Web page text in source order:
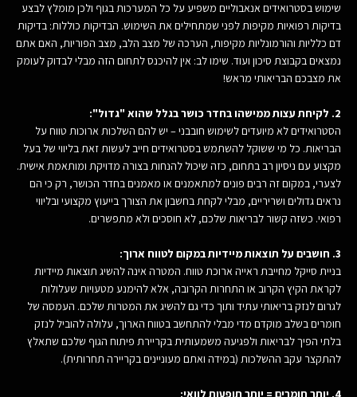
שימוש בסטרואידים אנאבוליים משפיע על כל המערכות בגוף ולכן מומלץ לבצע
בדיקות רפואיות מקיפות לפני שמתחילים את השימוש. הבדיקות כוללות: בדיקות
דם כלליות והורמונליות מקיפות, הערכה של מצב הלב, מצב הפוריות, האם אתם
נמצאים בקבוצת סיכון ועוד. שימו לב: אין להיכנס לתחום הזה מבלי לבדוק לעומק
את מצבכם הבריאותי מראש!
2. לקיחת עצות ממישהו בחדר כושר בגלל שהוא "גדול":
הסטרואידים לא מיועדים לשימוש חובבני – יש להם השלכות ארוכות טווח על
הבריאות. כל מי ששוקל להשתמש בסטרואידים חייב לעשות זאת בליווי של בעל
מקצוע עם ניסיון רב בתחום, כזה שיכול להנחות בצורה מדויקת ומותאמת אישית.
לצערי, במקום זה רבים פונים למתאמנים או מאמנים בחדר הכושר, רק כי הם
נראים גדולים ושריריים, מבלי לקחת בחשבון את הצורך בייעוץ מקצועי ובליווי
רפואי. כשזה קשור לבריאות שלכם, לא חוסכים ולא מתפשרים.
3. חושבים על תוצאות מיידיות במקום לטווח ארוך:
בניית סייקל מחייבת ראייה ארוכת טווח. המטרה אינה להשיג תוצאות מיידיות
לקראת הקיץ הקרוב או התחרות הקרובה, אלא להימנע מטעויות שעלולות
לגרום לנזק בריאותי עתיד ותוך כדי גם להשיג את המטרות שלכם. העמסה של
חומרים בשלב מוקדם מדי מבלי להתחשב בטווח הארוך, עלולה להוביל לנזק
בלתי הפיך לבריאות ולפגיעה משמעותית בקריירת פיתוח הגוף שלכם שתאלץ
להתקצר עקב ההשלכות (במידה ואתם מעוניינים בקריירה תחרותית).
4. יותר חומרים = יותר תופעות לוואי: